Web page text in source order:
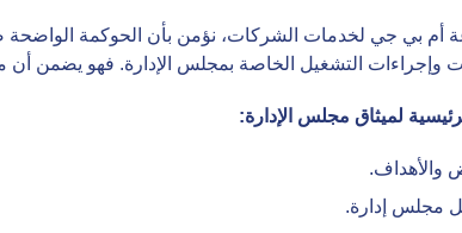
بي جي لخدمات الشركات، نؤمن بأن الحوكمة الواضحة
وإجراءات التشغيل الخاصة بمجلس الإدارة. فهو يضمن
لميثاق مجلس الإدارة:
والأهداف.
مجلس إدارة.